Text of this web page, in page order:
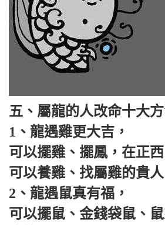
五、屬龍的人改命十大
1、龍遇雞更大吉，
可以擺雞、擺鳳，在正
可以養雞、找屬雞的貴人
2、龍遇鼠真有福，
可以擺鼠、金錢袋鼠、